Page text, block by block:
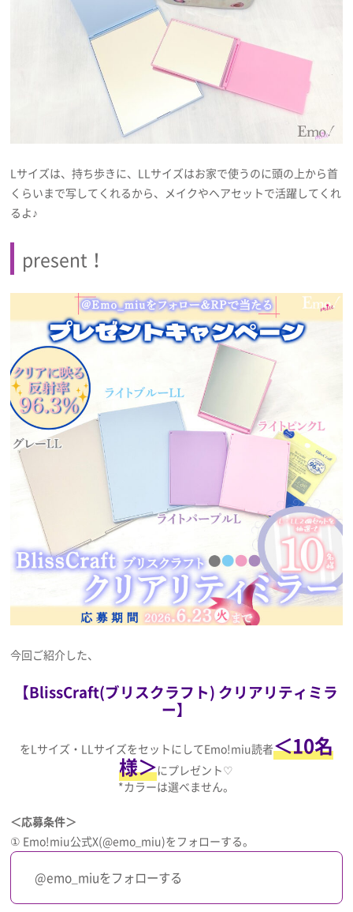
Lサイズは、持ち歩きに、LLサイズはお家で使うのに頭の上から首
くらいまで写してくれるから、メイクやヘアセットで活躍してくれ
るよ♪
present！
今回ご紹介した、
【BlissCraft(ブリスクラフト) クリアリティミラ
ー】
をLサイズ・LLサイズをセットにしてEmo!miu読者＜10名
様＞にプレゼント♡
*カラーは選べません。
＜応募条件＞
① Emo!miu公式X(@emo_miu)をフォローする。
@emo_miuをフォローする